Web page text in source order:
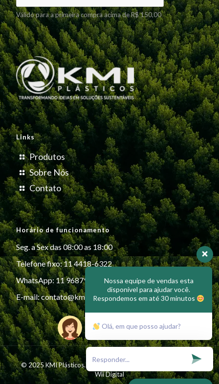
Válido para a primeira compra acima de R$ 150,00
Links
Produtos
Sobre Nós
Contato
Horário de funcionamento
Seg. a Sex das 08:00 as 18:00
Telefone fixo: 11 4418-6322
WhatsApp: 11 96879-6999
E-mail:contato@kmiplasticos.com.br
© 2025 KMI Plásticos. All Rights Reserved - Desenvolvido por
Wii Digital
Nossa equipe de vendas esta
disponível para ajudar você.
Respondemos em até 30 minutos
Olá, em que posso ajudar?